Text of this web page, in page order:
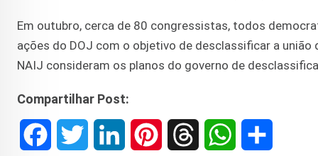
Em outubro, cerca de 80 congressistas, todos
ações do DOJ com o objetivo de desclassificar a
NAIJ consideram os planos do governo de
Compartilhar Post: